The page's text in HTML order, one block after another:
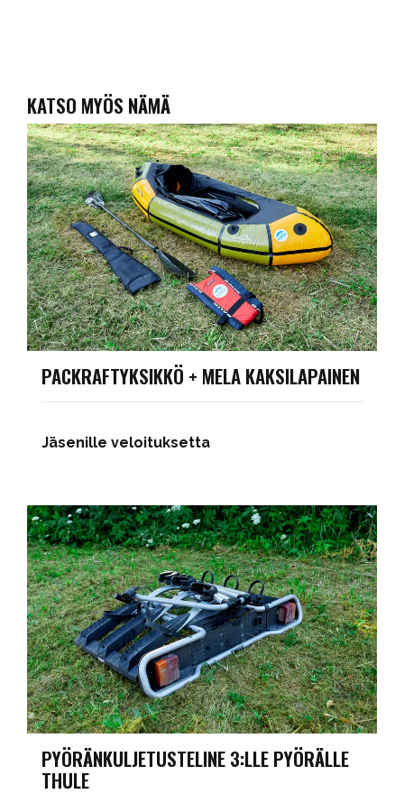
KATSO MYÖS NÄMÄ
PACKRAFTYKSIKKÖ + MELA KAKSILAPAINEN
Jäsenille veloituksetta
PYÖRÄNKULJETUSTELINE 3:LLE PYÖRÄLLE
THULE